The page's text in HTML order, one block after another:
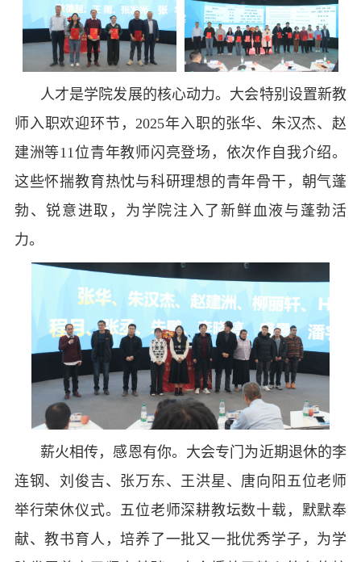
人才是学院发展的核心动力。大会特别设置新教
师入职欢迎环节，2025年入职的张华、朱汉杰、赵
建洲等11位青年教师闪亮登场，依次作自我介绍。
这些怀揣教育热忱与科研理想的青年骨干，朝气蓬
勃、锐意进取，为学院注入了新鲜血液与蓬勃活
力。
薪火相传，感恩有你。大会专门为近期退休的李
连钢、刘俊吉、张万东、王洪星、唐向阳五位老师
举行荣休仪式。五位老师深耕教坛数十载，默默奉
献、教书育人，培养了一批又一批优秀学子，为学